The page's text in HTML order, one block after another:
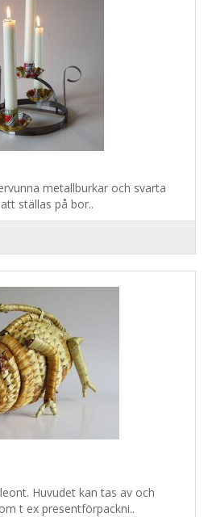
metallburkar och svarta
ställas på bor..
Huvudet kan tas av och
t ex presentförpackni..